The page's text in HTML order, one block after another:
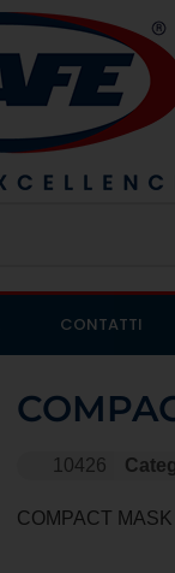
CONTATTI
10426
COMPACT